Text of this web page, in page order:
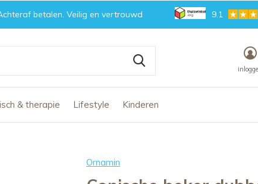
& therapie Lifestyle Kinderen
betalen. Veilig en vertrouwd 9.1
Ornamin